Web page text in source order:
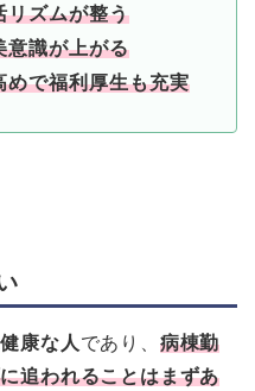
リズムが整う
意識が上がる
めで福利厚生も充実
康な人 であり、 病棟勤
追われることはまずあ